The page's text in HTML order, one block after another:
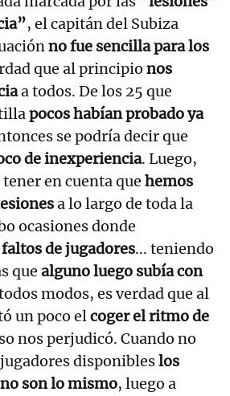
, el capitán del Subiza
no fue sencilla para los
que al principio nos
a todos. De los 25 que
pocos habían probado ya
se podría decir que
de inexperiencia. Luego,
en cuenta que hemos
a lo largo de toda la
ocasiones donde
de jugadores... teniendo
que alguno luego subía con
modos, es verdad que al
un poco elcoger el ritmo de
nos perjudicó. Cuando no
disponibleslos
son lo mismo, luego a